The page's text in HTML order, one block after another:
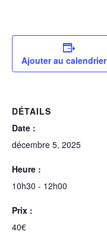
Ajouter au calendrier
DÉTAILS
Date :
décembre 5, 2025
Heure :
10h30 - 12h00
Prix :
40€